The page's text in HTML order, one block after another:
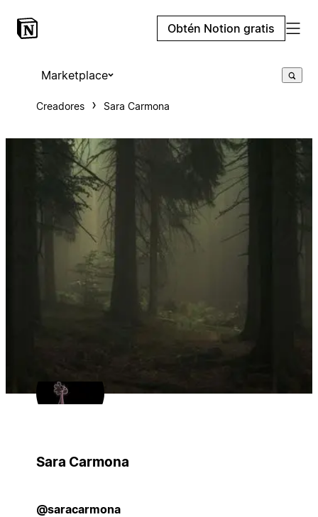
Obtén Notion gratis
Marketplace
Creadores Sara Carmona
Sara Carmona
@saracarmona